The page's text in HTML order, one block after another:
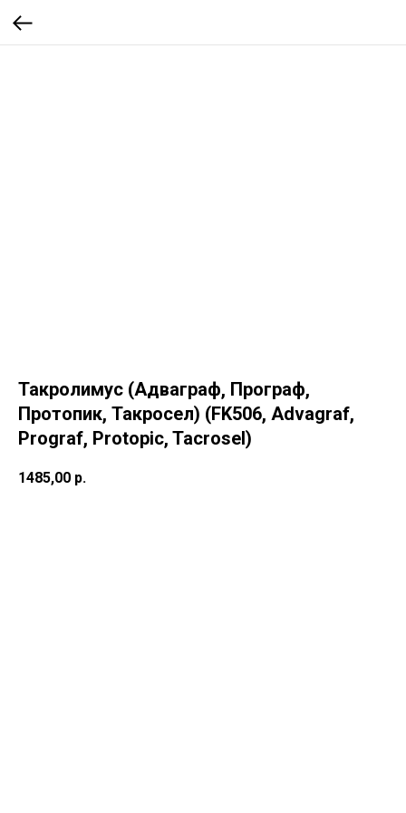
Такролимус (Адваграф, Програф,
Протопик, Такросел) (FK506, Advagraf,
Prograf, Protopic, Tacrosel)
1485,00 р.